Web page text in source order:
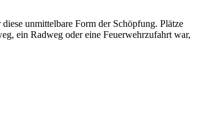
unmittelbare Form der Schöpfung. Plätze
ein Radweg oder eine Feuerwehrzufahrt war,